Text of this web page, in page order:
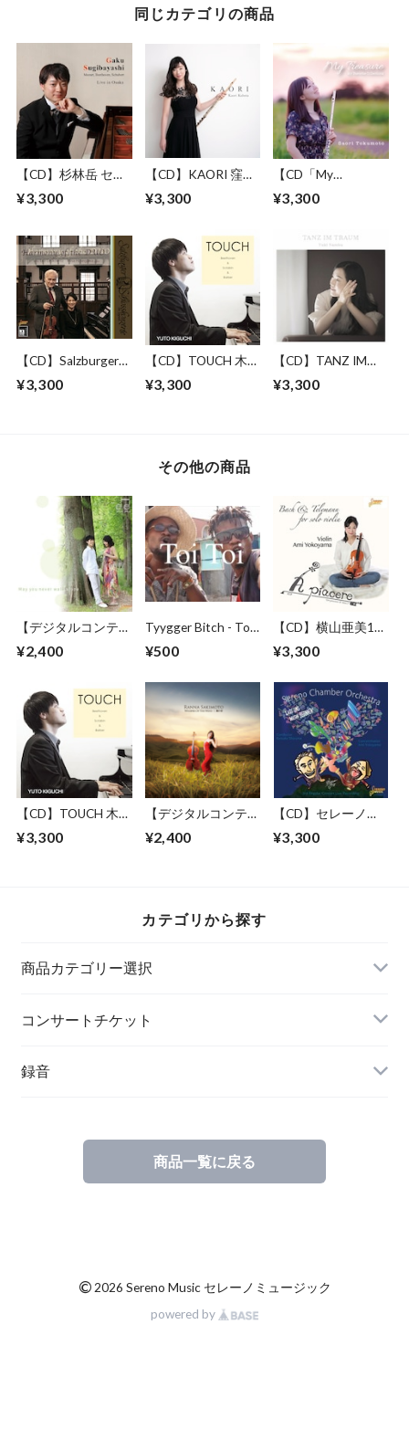
同じカテゴリの商品
【CD】杉林岳 セカ
「Live in Osaka」
¥3,300
【CD】KAORI 窪田
ルバム
¥3,300
【CD「My
Favorite
早織 ファーストア
ルバム
¥3,300
【CD】Salzburger
¥3,300
【CD】TOUCH 木口
ム
¥3,300
【CD】TANZ IM
アノアルバム
¥3,300
その他の商品
【デジタルコンテン
you never walk alone
¥2,400
Tyygger Bitch - Toi
¥500
【CD】横山亜美1st
piacere〜
¥3,300
【CD】TOUCH 木口
ム
¥3,300
【デジタルコンテン
WHISPER OF THE
¥2,400
【CD】セレーノ・
トラ第3回定期演奏
¥3,300
カテゴリから探す
商品カテゴリー選択
クラシック音楽
ワールドミュージック
コンサートチケット
録音
商品一覧に戻る
© 2026 Sereno Music セレーノミュージック
powered by